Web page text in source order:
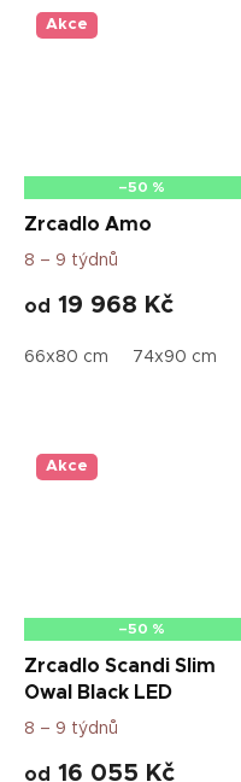
Akce
–50 %
Zrcadlo Amo
8 – 9 týdnů
od 19 968 Kč
66x80 cm 74x90 cm
Akce
–50 %
Zrcadlo Scandi Slim
Owal Black LED
8 – 9 týdnů
od 16 055 Kč